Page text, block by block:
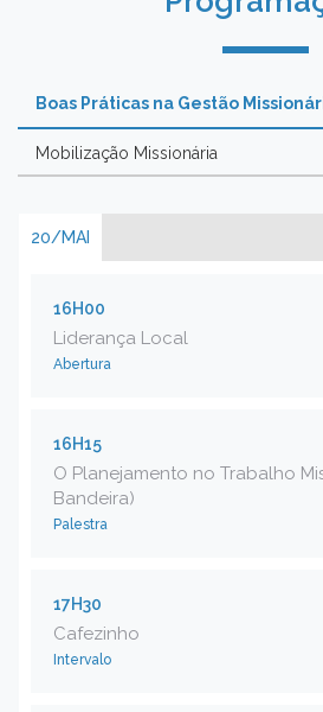
Boas Práticas na Gestão
Mobilização Missionária
20/MAI
16H00
Liderança Local
Abertura
16H15
O Planejamento no Trabalho
Bandeira)
Palestra
17H30
Cafezinho
Intervalo